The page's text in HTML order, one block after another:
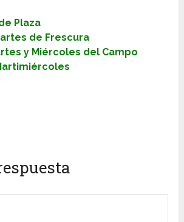
Plaza
de Frescura
y Miércoles del Campo